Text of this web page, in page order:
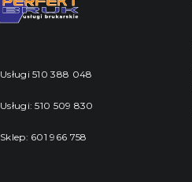
Usługi 510 388 048
Usługi: 510 509 830
Sklep: 601 966 758